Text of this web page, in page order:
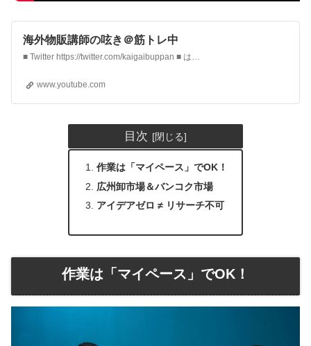
海外物販講師の呟き＠筋トレ中
■ Twitter https://twitter.com/kaigaibuppan ■ はじめての海外物販「5日間がっつり」動画講座2.0 http://www.kaigaibuppan.com ■ お問い合わせ https://www.kaigaibuppan.com/contact ■ ブログ https://profile.ameba.jp/ameb…
www.youtube.com
目次
作業は「マイペース」でOK！
広州卸市場＆バンコク市場
アイデアゼロ ≠ リサーチ不可
作業は「マイペース」でOK！